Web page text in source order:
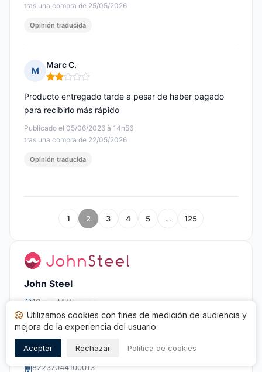
tras una compra de 25/05/2026
Opinión traducida
M
Marc C.
Nota: 2 de 5
Publicado el 05/06/2026 à 14h56
tras una compra de 22/05/2026
Producto entregado tarde a pesar de haber pagado
para recibirlo más rápido
Opinión traducida
1 2 3 4 5 … 125
John Steel
13 rue Mittlerweg
68000 Colmar
+33 1 77 62 03 44
contact@john-steel.com
82237044100013
Utilizamos cookies con fines de medición de audiencia y
mejora de la experiencia del usuario.
Aceptar Rechazar Política de cookies